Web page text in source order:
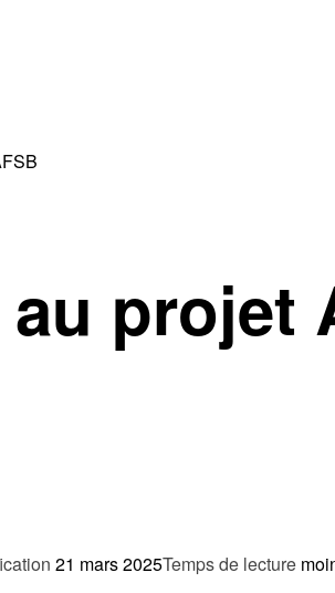
projet
21 mars 2025Temps de lecture